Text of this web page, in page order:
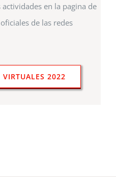
en la pagina de
de las redes
VIRTUALES 2022